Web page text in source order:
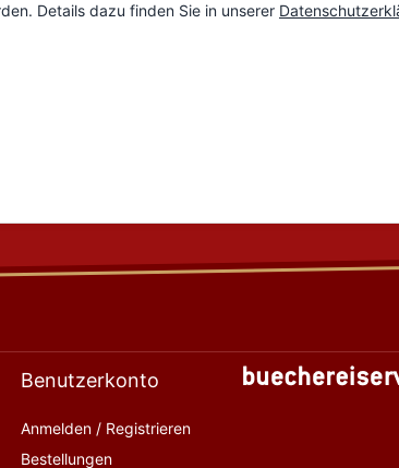
Benutzerkonto
Anmelden / Registrieren
Bestellungen